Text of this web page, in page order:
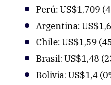
Perú: US$1,709
Argentina:
Chile: US$1,59
Brasil: US$1,48
Bolivia: US$1,4